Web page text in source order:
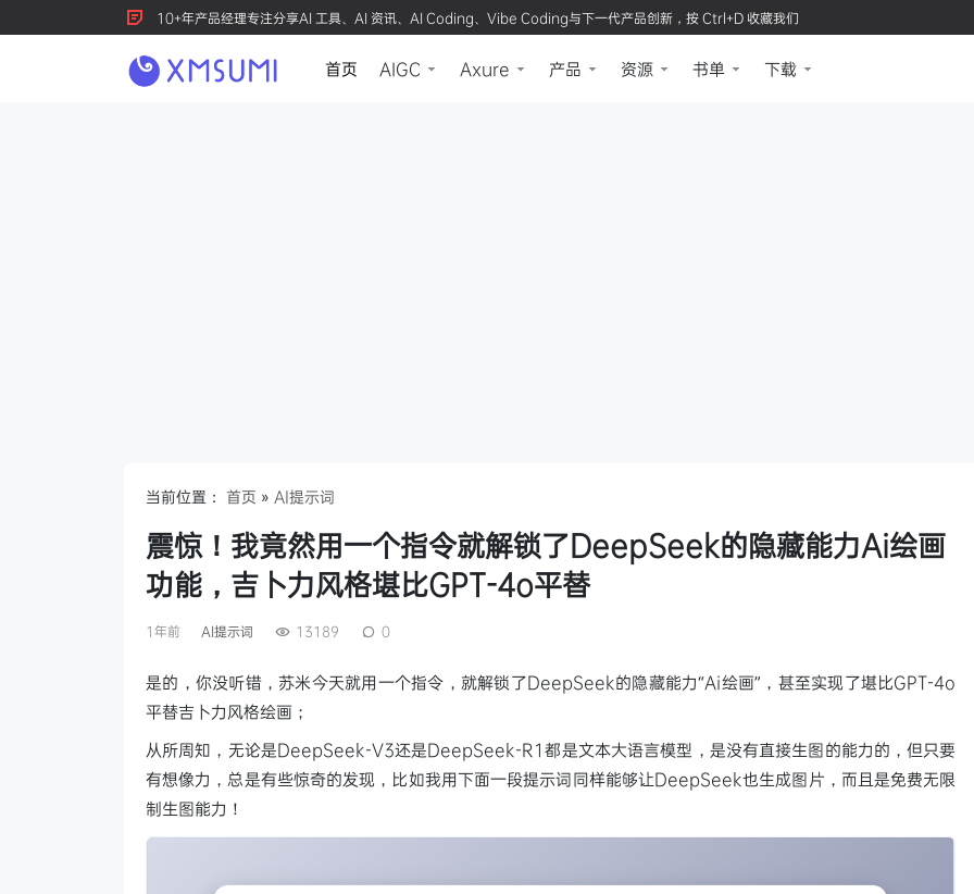
10+年产品经理专注分享AI 工具、AI 资讯、AI Coding、Vibe Coding与下一代产品创新，按 Ctrl+D 收藏我们
首页 AIGC Axure 产品 资源 书单 下载
当前位置： 首页 » AI提示词
震惊！我竟然用一个指令就解锁了DeepSeek的隐藏能力Ai绘画
功能，吉卜力风格堪比GPT-4o平替
1年前 AI提示词 13189 0
是的，你没听错，苏米今天就用一个指令，就解锁了DeepSeek的隐藏能力“Ai绘画”，甚至实现了堪比GPT-4o
平替吉卜力风格绘画；
从所周知，无论是DeepSeek-V3还是DeepSeek-R1都是文本大语言模型，是没有直接生图的能力的，但只要
有想像力，总是有些惊奇的发现，比如我用下面一段提示词同样能够让DeepSeek也生成图片，而且是免费无限
制生图能力！